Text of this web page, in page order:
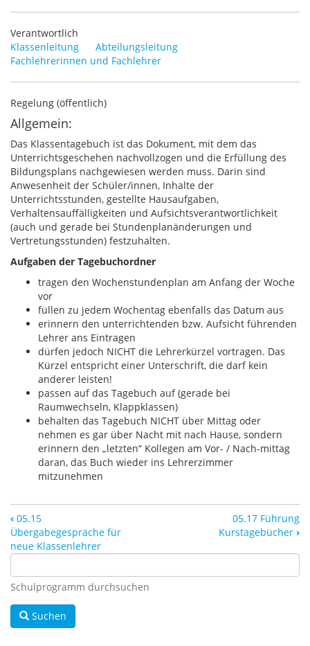
Verantwortlich
Klassenleitung
Abteilungsleitung
Fachlehrerinnen und Fachlehrer
Regelung (öffentlich)
Allgemein:
Das Klassentagebuch ist das Dokument, mit dem das
Unterrichtsgeschehen nachvollzogen und die Erfüllung des
Bildungsplans nachgewiesen werden muss. Darin sind
Anwesenheit der Schüler/innen, Inhalte der
Unterrichtsstunden, gestellte Hausaufgaben,
Verhaltensauffälligkeiten und Aufsichtsverantwortlichkeit
(auch und gerade bei Stundenplanänderungen und
Vertretungsstunden) festzuhalten.
Aufgaben der Tagebuchordner
tragen den Wochenstundenplan am Anfang der Woche
vor
füllen zu jedem Wochentag ebenfalls das Datum aus
erinnern den unterrichtenden bzw. Aufsicht führenden
Lehrer ans Eintragen
dürfen jedoch NICHT die Lehrerkürzel vortragen. Das
Kürzel entspricht einer Unterschrift, die darf kein
anderer leisten!
passen auf das Tagebuch auf (gerade bei
Raumwechseln, Klappklassen)
behalten das Tagebuch NICHT über Mittag oder
nehmen es gar über Nacht mit nach Hause, sondern
erinnern den „letzten“ Kollegen am Vor- / Nach-mittag
daran, das Buch wieder ins Lehrerzimmer
mitzunehmen
‹ 05.15
Übergabegespräche für
neue Klassenlehrer
05.17 Führung
Kurstagebücher ›
Schulprogramm durchsuchen
Suchen